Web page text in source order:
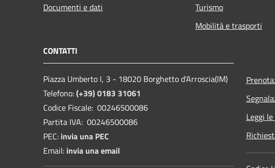
Documenti e dati
Turismo
Mobilità e trasporti
CONTATTI
Piazza Umberto I, 3 - 18020 Borghetto d'Arroscia(IM)
Telefono:(+39) 0183 31061
Codice Fiscale: 00246500086
Partita IVA: 00246500086
PEC: invia una PEC
Email: invia una email
Leggi le